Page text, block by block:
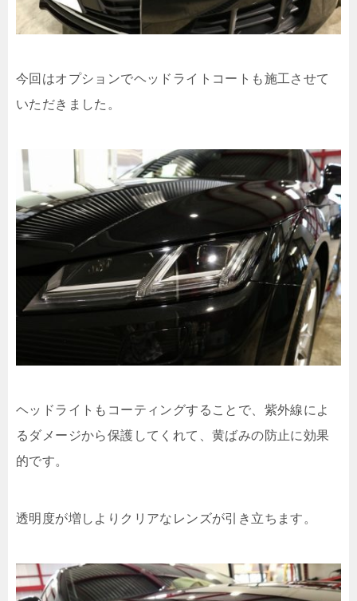
今回はオプションでヘッドライトコートも施工させて
いただきました。
ヘッドライトもコーティングすることで、紫外線によ
るダメージから保護してくれて、黄ばみの防止に効果
的です。
透明度が増しよりクリアなレンズが引き立ちます。